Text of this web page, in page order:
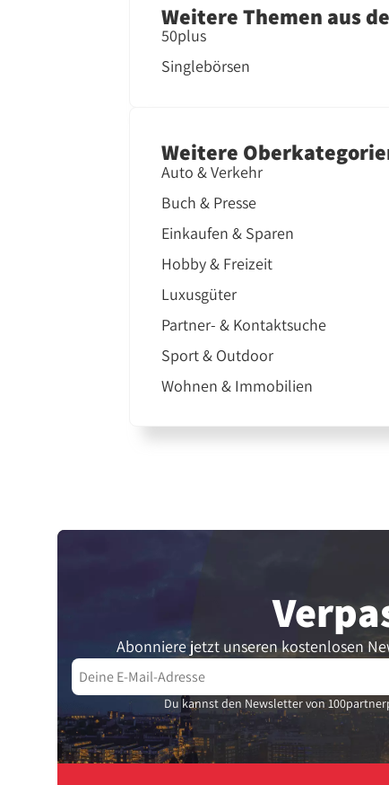
Weitere Themen aus
50plus
Singlebörsen
Weitere
Auto & Verkehr
Buch & Presse
Einkaufen & Sparen
Hobby & Freizeit
Luxusgüter
Partner- & Kontaktsuche
Sport & Outdoor
Wohnen & Immobilien
Abonniere jetzt unseren kostenlosen
Du kannst den Newsletter von